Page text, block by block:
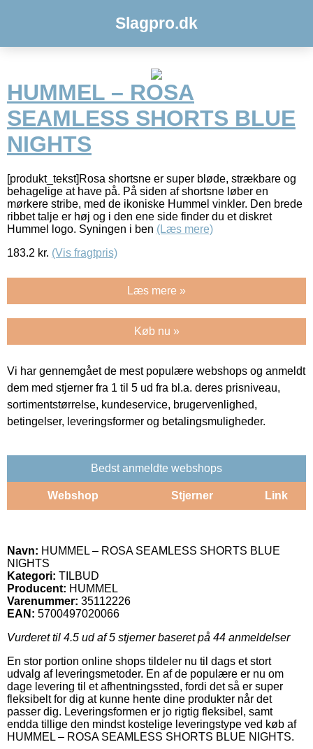
Slagpro.dk
HUMMEL – ROSA
SEAMLESS SHORTS BLUE
NIGHTS
[produkt_tekst]Rosa shortsne er super bløde, strækbare og
behagelige at have på. På siden af shortsne løber en
mørkere stribe, med de ikoniske Hummel vinkler. Den brede
ribbet talje er høj og i den ene side finder du et diskret
Hummel logo. Syningen i ben (Læs mere)
183.2 kr. (Vis fragtpris)
Læs mere »
Køb nu »
Vi har gennemgået de mest populære webshops og anmeldt
dem med stjerner fra 1 til 5 ud fra bl.a. deres prisniveau,
sortimentstørrelse, kundeservice, brugervenlighed,
betingelser, leveringsformer og betalingsmuligheder.
Bedst anmeldte webshops
Webshop Stjerner Link
Navn: HUMMEL – ROSA SEAMLESS SHORTS BLUE
NIGHTS
Kategori: TILBUD
Producent: HUMMEL
Varenummer: 35112226
EAN: 5700497020066
Vurderet til 4.5 ud af 5 stjerner baseret på 44 anmeldelser
En stor portion online shops tildeler nu til dags et stort
udvalg af leveringsmetoder. En af de populære er nu om
dage levering til et afhentningssted, fordi det så er super
fleksibelt for dig at kunne hente dine produkter når det
passer dig. Leveringsformen er jo rigtig fleksibel, samt
endda tillige den mindst kostelige leveringstype ved køb af
HUMMEL – ROSA SEAMLESS SHORTS BLUE NIGHTS.